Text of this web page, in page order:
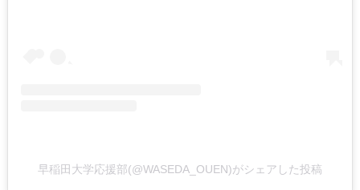
早稲田大学応援部(@WASEDA_OUEN)がシェアした投稿